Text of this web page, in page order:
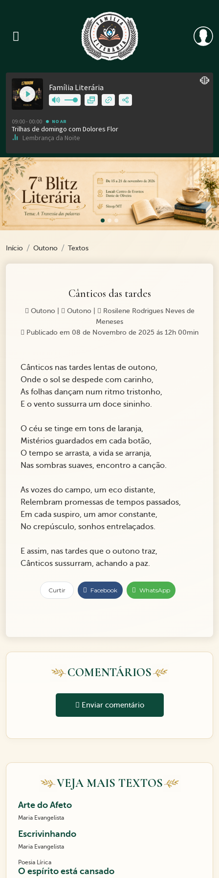
Previous
Início Outono Textos
Cânticos das tardes
Outono| Outono|
Rosilene Rodrigues Neves de
Meneses
Publicado em 08 de Novembro de 2025 ás 12h 00min
Cânticos nas tardes lentas de outono,
Onde o sol se despede com carinho,
As folhas dançam num ritmo tristonho,
E o vento sussurra um doce sininho.
O céu se tinge em tons de laranja,
Mistérios guardados em cada botão,
O tempo se arrasta, a vida se arranja,
Nas sombras suaves, encontro a canção.
As vozes do campo, um eco distante,
Relembram promessas de tempos passados,
Em cada suspiro, um amor constante,
No crepúsculo, sonhos entrelaçados.
E assim, nas tardes que o outono traz,
Cânticos sussurram, achando a paz.
Curtir Facebook WhatsApp
COMENTÁRIOS
Enviar comentário
VEJA MAIS TEXTOS
Arte do Afeto
Maria Evangelista
Escrivinhando
Maria Evangelista
Poesia Lírica
O espírito está cansado